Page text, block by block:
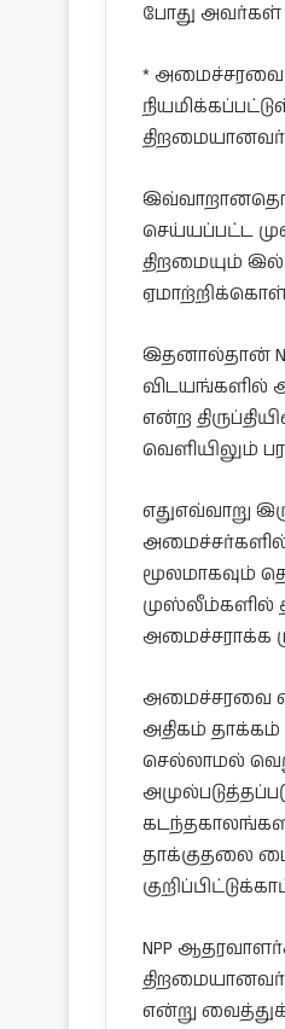
போது அவர்கள்
*
செய்யப்பட்ட
திறமையும்
இதனால்தான்
விடயங்களில்
என்ற
வெளியிலும்
எதுஎவ்வாறு
அமைச்சர்களில்
மூலமாகவும்
முஸ்லீம்களில்
அமைச்சராக்க
அமைச்சரவை
அதிகம் தாக்கம்
செல்லாமல்
தாக்குதலை
NPP
என்று